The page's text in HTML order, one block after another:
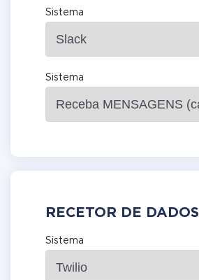
Sistema
Sistema
RECETOR DE DADOS
Sistema